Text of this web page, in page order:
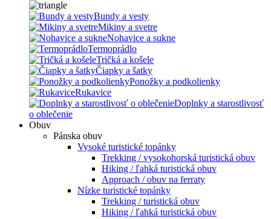
Bundy a vesty
Mikiny a svetre
Nohavice a sukne
Termoprádlo
Tričká a košele
Čiapky a šatky
Ponožky a podkolienky
Rukavice
Doplnky a starostlivosť
o oblečenie
Obuv
Pánska obuv
Vysoké turistické topánky
Trekking / vysokohorská turistická obuv
Hiking / ľahká turistická obuv
Approach / obuv na ferraty
Nízke turistické topánky
Trekking / turistická obuv
Hiking / ľahká turistická obuv